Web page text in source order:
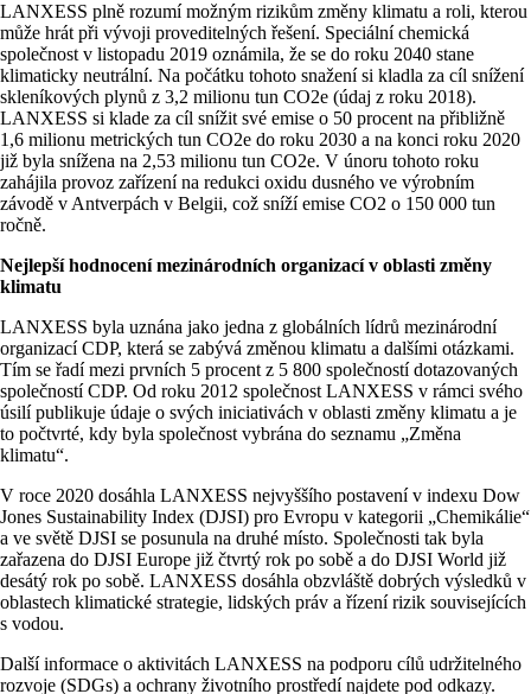
LANXESS plně rozumí možným rizikům změny klimatu a roli, kterou
může hrát při vývoji proveditelných řešení. Speciální chemická
společnost v listopadu 2019 oznámila, že se do roku 2040 stane
klimaticky neutrální. Na počátku tohoto snažení si kladla za cíl snížení
skleníkových plynů z 3,2 milionu tun CO2e (údaj z roku 2018).
LANXESS si klade za cíl snížit své emise o 50 procent na přibližně
1,6 milionu metrických tun CO2e do roku 2030 a na konci roku 2020
již byla snížena na 2,53 milionu tun CO2e. V únoru tohoto roku
zahájila provoz zařízení na redukci oxidu dusného ve výrobním
závodě v Antverpách v Belgii, což sníží emise CO2 o 150 000 tun
ročně.
Nejlepší hodnocení mezinárodních organizací v oblasti změny
klimatu
LANXESS byla uznána jako jedna z globálních lídrů mezinárodní
organizací CDP, která se zabývá změnou klimatu a dalšími otázkami.
Tím se řadí mezi prvních 5 procent z 5 800 společností dotazovaných
společností CDP. Od roku 2012 společnost LANXESS v rámci svého
úsilí publikuje údaje o svých iniciativách v oblasti změny klimatu a je
to počtvrté, kdy byla společnost vybrána do seznamu „Změna
klimatu“.
V roce 2020 dosáhla LANXESS nejvyššího postavení v indexu Dow
Jones Sustainability Index (DJSI) pro Evropu v kategorii „Chemikálie“
a ve světě DJSI se posunula na druhé místo. Společnosti tak byla
zařazena do DJSI Europe již čtvrtý rok po sobě a do DJSI World již
desátý rok po sobě. LANXESS dosáhla obzvláště dobrých výsledků v
oblastech klimatické strategie, lidských práv a řízení rizik souvisejících
s vodou.
Další informace o aktivitách LANXESS na podporu cílů udržitelného
rozvoje (SDGs) a ochrany životního prostředí najdete pod odkazy.